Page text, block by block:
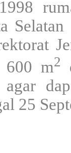
600 m2
25